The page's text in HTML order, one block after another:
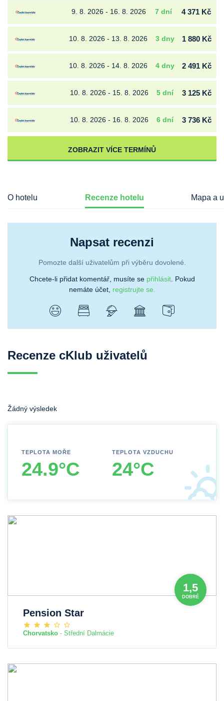
9. 8. 2026 - 16. 8. 2026 7 dní 4 371 Kč
10. 8. 2026 - 13. 8. 2026 3 dny 1 880 Kč
10. 8. 2026 - 14. 8. 2026 4 dny 2 491 Kč
10. 8. 2026 - 15. 8. 2026 5 dní 3 125 Kč
10. 8. 2026 - 16. 8. 2026 6 dní 3 736 Kč
ZOBRAZIT VÍCE TERMÍNŮ
O hotelu Recenze hotelu Mapa a
Napsat recenzi
Pomozte další uživatelům při výběru dovolené.
Chcete-li přidat komentář, musíte se přihlásit. Pokud
nemáte účet, registrujte se.
Recenze cKlub uživatelů
Žádný výsledek
TEPLOTA MOŘE
24.9°C
TEPLOTA VZDUCHU
24°C
1,5
DOBRÉ
Pension Star
Chorvatsko - Střední Dalmácie